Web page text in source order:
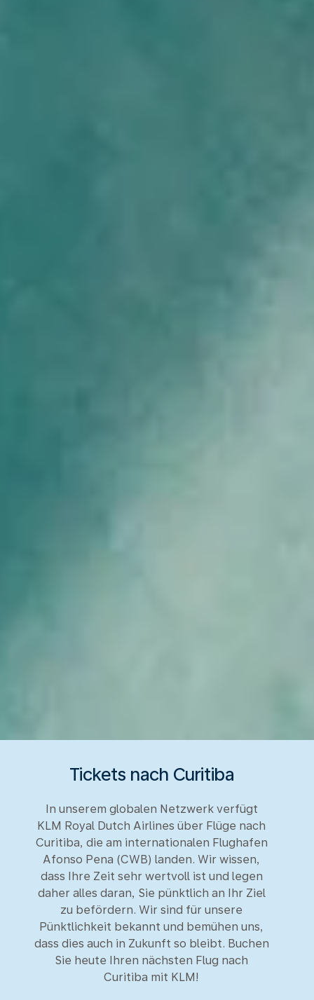
Tickets nach Curitiba
In unserem globalen Netzwerk verfügt
KLM Royal Dutch Airlines über Flüge nach
Curitiba, die am internationalen Flughafen
Afonso Pena (CWB) landen. Wir wissen,
dass Ihre Zeit sehr wertvoll ist und legen
daher alles daran, Sie pünktlich an Ihr Ziel
zu befördern. Wir sind für unsere
Pünktlichkeit bekannt und bemühen uns,
dass dies auch in Zukunft so bleibt. Buchen
Sie heute Ihren nächsten Flug nach
Curitiba mit KLM!